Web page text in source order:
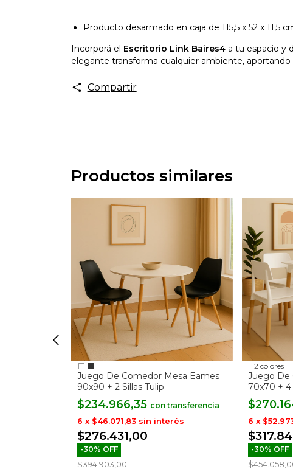
Producto desarmado en caja de 115,5 x 52 x 11,5
Incorporá el Escritorio Link Baires4 a tu espacio y
elegante transforma cualquier ambiente,
Compartir
Productos similares
Juego De Comedor Mesa Eames
90x90 + 2 Sillas Tulip
$234.966,35 con
$276.431,00
-30% OFF
$394.903,00
6 x $46.071,83 sin interés
2 colores
Juego De
70x70 + 4
-30% OFF
6 x